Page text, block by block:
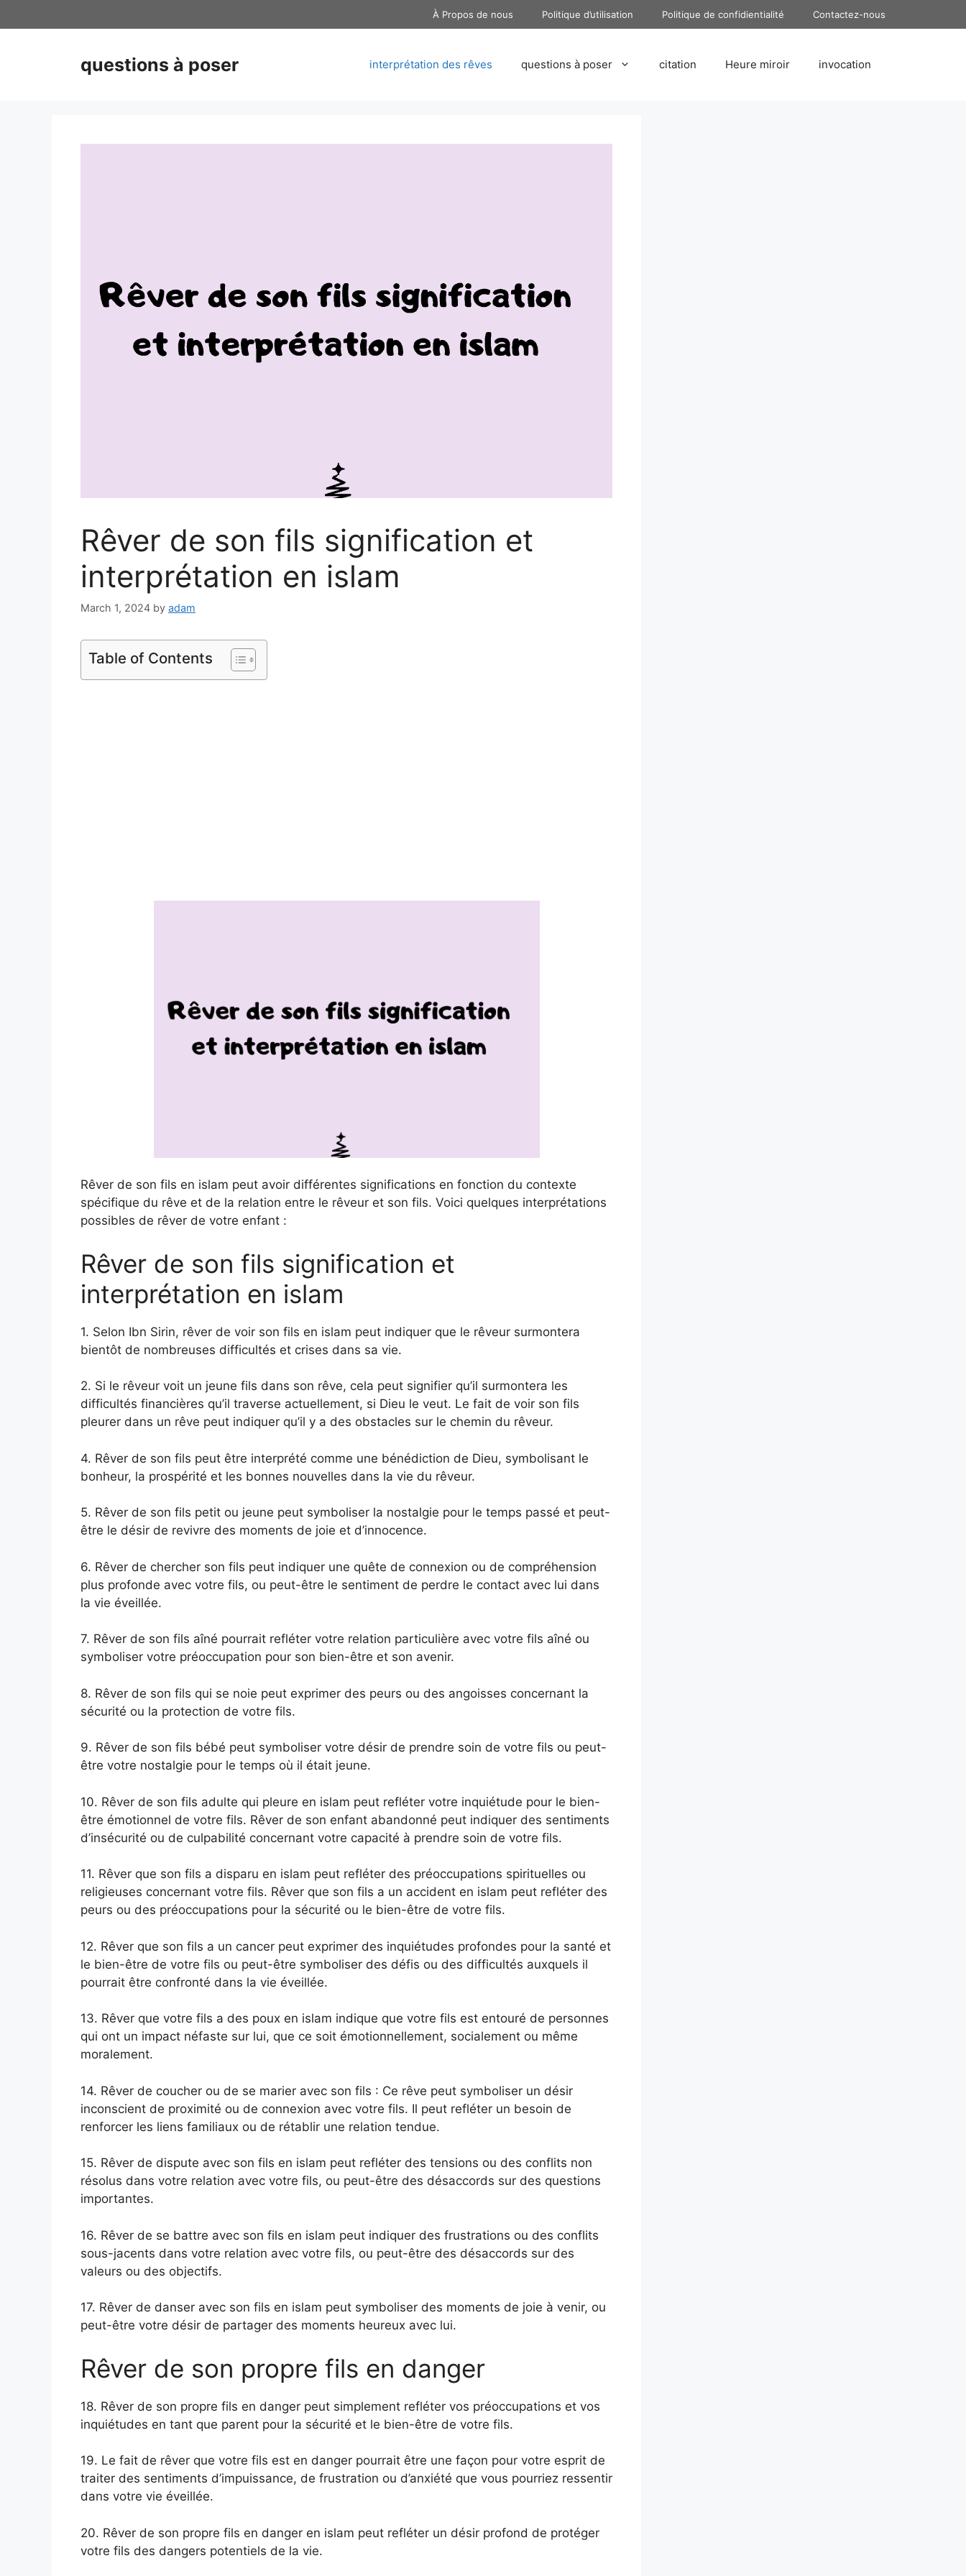
to
À Propos de nous Politique d’utilisation Politique de confidientialité Contactez-nous
questions à poser interprétation des rêves questions à poser citation Heure miroir invocation
Rêver de son fils signification et
interprétation en islam
March 1, 2024 by adam
Table of Contents
Rêver de son fils en islam peut avoir différentes significations en fonction du contexte
spécifique du rêve et de la relation entre le rêveur et son fils. Voici quelques interprétations
possibles de rêver de votre enfant :
Rêver de son fils signification et
interprétation en islam
1. Selon Ibn Sirin, rêver de voir son fils en islam peut indiquer que le rêveur surmontera
bientôt de nombreuses difficultés et crises dans sa vie.
2. Si le rêveur voit un jeune fils dans son rêve, cela peut signifier qu’il surmontera les
difficultés financières qu’il traverse actuellement, si Dieu le veut. Le fait de voir son fils
pleurer dans un rêve peut indiquer qu’il y a des obstacles sur le chemin du rêveur.
4. Rêver de son fils peut être interprété comme une bénédiction de Dieu, symbolisant le
bonheur, la prospérité et les bonnes nouvelles dans la vie du rêveur.
5. Rêver de son fils petit ou jeune peut symboliser la nostalgie pour le temps passé et peut-
être le désir de revivre des moments de joie et d’innocence.
6. Rêver de chercher son fils peut indiquer une quête de connexion ou de compréhension
plus profonde avec votre fils, ou peut-être le sentiment de perdre le contact avec lui dans
la vie éveillée.
7. Rêver de son fils aîné pourrait refléter votre relation particulière avec votre fils aîné ou
symboliser votre préoccupation pour son bien-être et son avenir.
8. Rêver de son fils qui se noie peut exprimer des peurs ou des angoisses concernant la
sécurité ou la protection de votre fils.
9. Rêver de son fils bébé peut symboliser votre désir de prendre soin de votre fils ou peut-
être votre nostalgie pour le temps où il était jeune.
10. Rêver de son fils adulte qui pleure en islam peut refléter votre inquiétude pour le bien-
être émotionnel de votre fils. Rêver de son enfant abandonné peut indiquer des sentiments
d’insécurité ou de culpabilité concernant votre capacité à prendre soin de votre fils.
11. Rêver que son fils a disparu en islam peut refléter des préoccupations spirituelles ou
religieuses concernant votre fils. Rêver que son fils a un accident en islam peut refléter des
peurs ou des préoccupations pour la sécurité ou le bien-être de votre fils.
12. Rêver que son fils a un cancer peut exprimer des inquiétudes profondes pour la santé et
le bien-être de votre fils ou peut-être symboliser des défis ou des difficultés auxquels il
pourrait être confronté dans la vie éveillée.
13. Rêver que votre fils a des poux en islam indique que votre fils est entouré de personnes
qui ont un impact néfaste sur lui, que ce soit émotionnellement, socialement ou même
moralement.
14. Rêver de coucher ou de se marier avec son fils : Ce rêve peut symboliser un désir
inconscient de proximité ou de connexion avec votre fils. Il peut refléter un besoin de
renforcer les liens familiaux ou de rétablir une relation tendue.
15. Rêver de dispute avec son fils en islam peut refléter des tensions ou des conflits non
résolus dans votre relation avec votre fils, ou peut-être des désaccords sur des questions
importantes.
16. Rêver de se battre avec son fils en islam peut indiquer des frustrations ou des conflits
sous-jacents dans votre relation avec votre fils, ou peut-être des désaccords sur des
valeurs ou des objectifs.
17. Rêver de danser avec son fils en islam peut symboliser des moments de joie à venir, ou
peut-être votre désir de partager des moments heureux avec lui.
Rêver de son propre fils en danger
18. Rêver de son propre fils en danger peut simplement refléter vos préoccupations et vos
inquiétudes en tant que parent pour la sécurité et le bien-être de votre fils.
19. Le fait de rêver que votre fils est en danger pourrait être une façon pour votre esprit de
traiter des sentiments d’impuissance, de frustration ou d’anxiété que vous pourriez ressentir
dans votre vie éveillée.
20. Rêver de son propre fils en danger en islam peut refléter un désir profond de protéger
votre fils des dangers potentiels de la vie.